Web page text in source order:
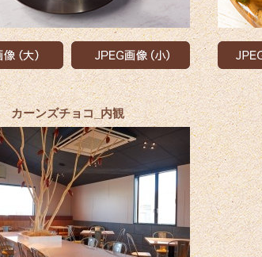
カーンズチョコ_内観